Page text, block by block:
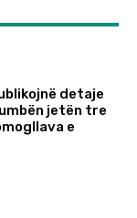
detaje
jetën tre
e